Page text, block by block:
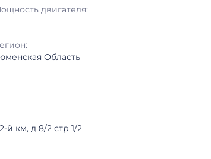
двигателя:
Область
й км, д 8/2 стр 1/2